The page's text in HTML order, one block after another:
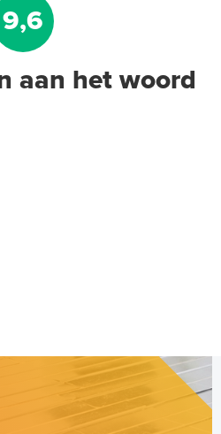
9,6
aan het woord